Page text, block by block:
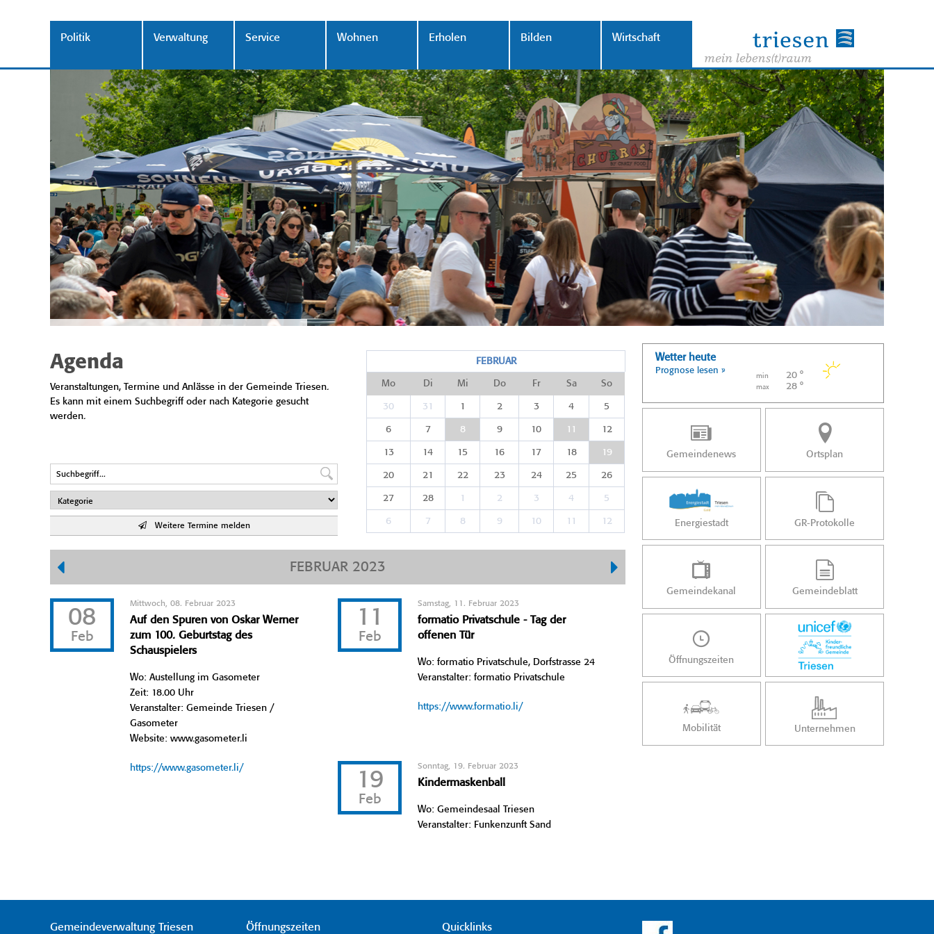
Politik Verwaltung Service Wohnen Erholen Bilden Wirtschaft
Agenda
Veranstaltungen, Termine und Anlässe in der Gemeinde Triesen.
Es kann mit einem Suchbegriff oder nach Kategorie gesucht
werden.
Weitere Termine melden
FEBRUAR
Mo Di Mi Do Fr Sa So
30 31 1 2 3 4 5
6 7 8 9 10 11 12
13 14 15 16 17 18 19
20 21 22 23 24 25 26
27 28 1 2 3 4 5
6 7 8 9 10 11 12
FEBRUAR 2023
08
Feb
Mittwoch, 08. Februar 2023
Auf den Spuren von Oskar Werner
zum 100. Geburtstag des
Schauspielers
Wo: Austellung im Gasometer
Zeit: 18.00 Uhr
Veranstalter: Gemeinde Triesen /
Gasometer
Website: www.gasometer.li
https://www.gasometer.li/
11
Feb
Samstag, 11. Februar 2023
formatio Privatschule - Tag der
offenen Tür
Wo: formatio Privatschule, Dorfstrasse 24
Veranstalter: formatio Privatschule
https://www.formatio.li/
19
Feb
Sonntag, 19. Februar 2023
Kindermaskenball
Wo: Gemeindesaal Triesen
Veranstalter: Funkenzunft Sand
Wetter heute
Prognose lesen »
min 20 °
max 28 °
Gemeindenews Ortsplan
Energiestadt GR-Protokolle
Gemeindekanal Gemeindeblatt
Öffnungszeiten
Mobilität Unternehmen
Gemeindeverwaltung Triesen Öffnungszeiten Quicklinks